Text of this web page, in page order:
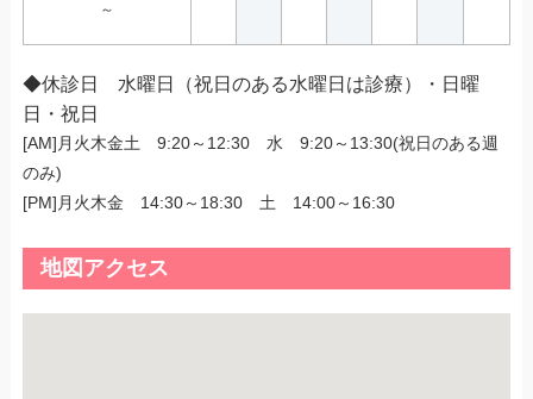
～
◆休診日 水曜日（祝日のある水曜日は診療）・日曜
日・祝日
[AM]月火木金土 9:20～12:30 水 9:20～13:30(祝日のある週
のみ)
[PM]月火木金 14:30～18:30 土 14:00～16:30
地図アクセス